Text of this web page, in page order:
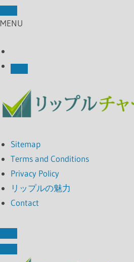
MENU
Sitemap
Terms and Conditions
Privacy Policy
リップルの魅力
Contact